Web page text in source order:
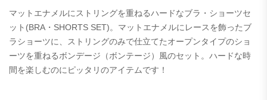
マットエナメルにストリングを重ねるハードなブラ・ショーツセ
ット(BRA・SHORTS SET)。マットエナメルにレースを飾ったブ
ラショーツに、ストリングのみで仕立てたオープンタイプのショ
ーツを重ねるボンデージ（ボンテージ）風のセット。ハードな時
間を楽しむのにピッタリのアイテムです！